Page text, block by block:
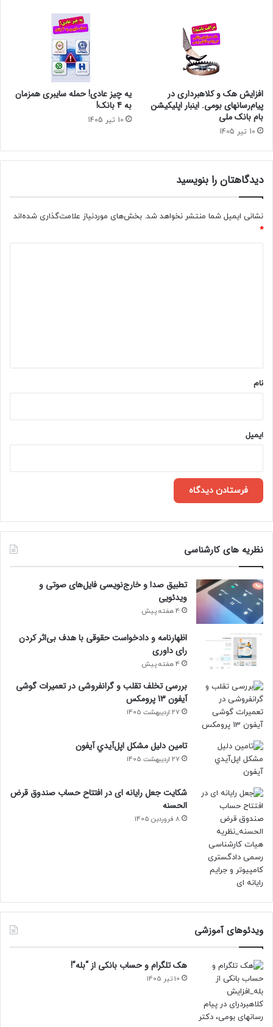
افزایش هک و کلاهبرداری در
پیام‌رسانهای بومی. اینبار اپلیکیشن
بام‌ بانک ملی
10 تیر 1405
یه چیز عادی! حمله سایبری همزمان
به 4 بانک!
10 تیر 1405
دیدگاهتان را بنویسید
نشانی ایمیل شما منتشر نخواهد شد. بخش‌های موردنیاز علامت‌گذاری شده‌اند
*
نام
ایمیل
نظریه های کارشناسی
تطبیق صدا و خارج‌نویسی فایل‌های صوتی و
ویدئویی
4 هفته پیش
اظهارنامه و دادخواست حقوقی با هدف بی‌اثر کردن
رای داوری
4 هفته پیش
بررسی تخلف تقلب و گرانفروشی در تعمیرات گوشی
آیفون 13 پرومکس
27 اردیبهشت 1405
تامين دليل مشکل اپل‌آيدي آيفون
27 اردیبهشت 1405
شکایت جعل رایانه ای در افتتاح حساب صندوق قرض
الحسنه
8 فروردین 1405
ویدئوهای آموزشی
هک تلگرام و حساب بانکی از “بله”!
10 تیر 1405